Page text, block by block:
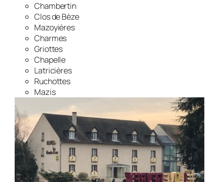
Chambertin
Clos de Bèze
Mazoyières
Charmes
Griottes
Chapelle
Latricières
Ruchottes
Mazis